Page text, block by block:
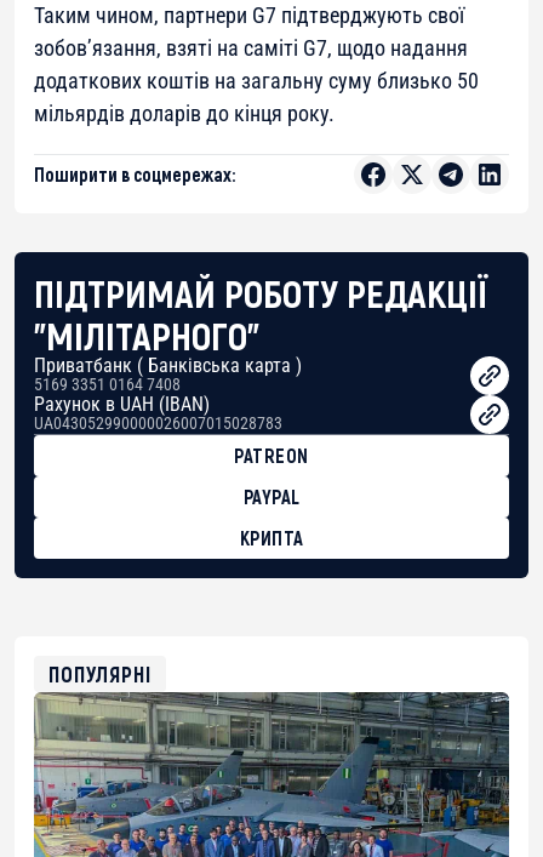
Таким чином, партнери G7 підтверджують свої
зобов’язання, взяті на саміті G7, щодо надання
додаткових коштів на загальну суму близько 50
мільярдів доларів до кінця року.
Поширити в соцмережах:
ПІДТРИМАЙ РОБОТУ РЕДАКЦІЇ
"МІЛІТАРНОГО"
Приватбанк ( Банківська карта )
5169 3351 0164 7408
Рахунок в UAH (IBAN)
UA043052990000026007015028783
PATREON
PAYPAL
КРИПТА
0xfD02863D3289416fcF50975c9DFda13623f97758
ПОПУЛЯРНІ